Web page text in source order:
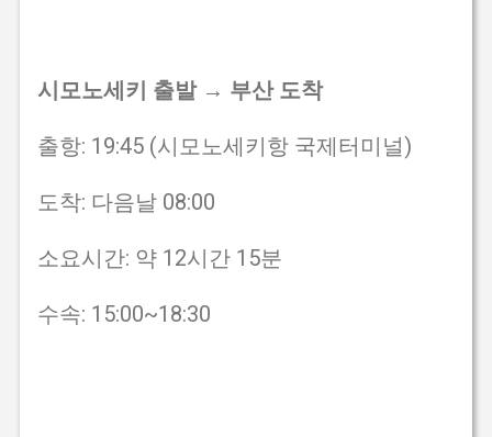
시모노세키 출발 → 부산 도착
출항: 19:45 (시모노세키항 국제터미널)
도착: 다음날 08:00
소요시간: 약 12시간 15분
수속: 15:00~18:30